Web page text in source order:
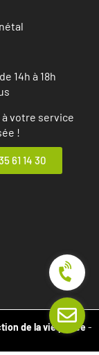
14h à 18h
votre service
!
61 14 30
de la vie privée-